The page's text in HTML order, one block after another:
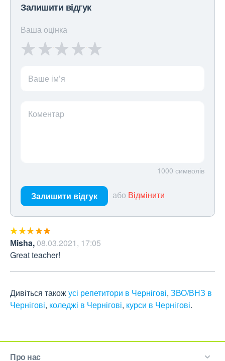
Залишити відгук
Ваша оцінка
Ваше ім’я
Коментар
1000 символів
Залишити відгук або Відмінити
Мisha,08.03.2021, 17:05
Great teacher!
Дивіться такожусі репетитори в Чернігові, ЗВО/ВНЗ в
Чернігові, коледжі в Чернігові, курси в Чернігові.
Про нас